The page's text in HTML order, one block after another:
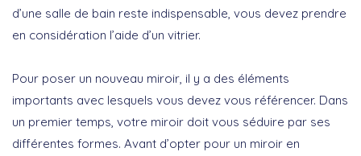
d’une salle de bain reste indispensable, vous devez prendre
en considération l’aide d’un vitrier.
Pour poser un nouveau miroir, il y a des éléments
importants avec lesquels vous devez vous référencer. Dans
un premier temps, votre miroir doit vous séduire par ses
différentes formes. Avant d’opter pour un miroir en